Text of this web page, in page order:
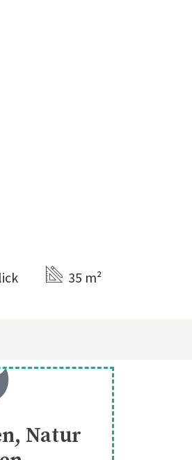
35 m²
Natur